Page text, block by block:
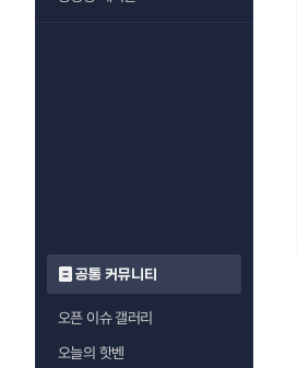
공통 커뮤니티
오픈 이슈 갤러리
오늘의 핫벤